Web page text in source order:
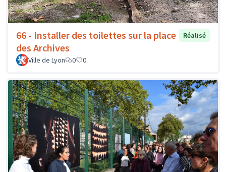
66 - Installer des toilettes sur la place
des Archives
Réalisé
Ville de Lyon 0 0